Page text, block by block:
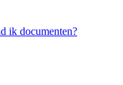
ik documenten?